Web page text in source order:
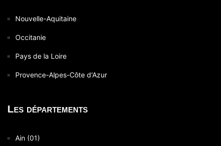
Nouvelle-Aquitaine
Occitanie
Pays de la Loire
Provence-Alpes-Côte d'Azur
Les départements
Ain (01)